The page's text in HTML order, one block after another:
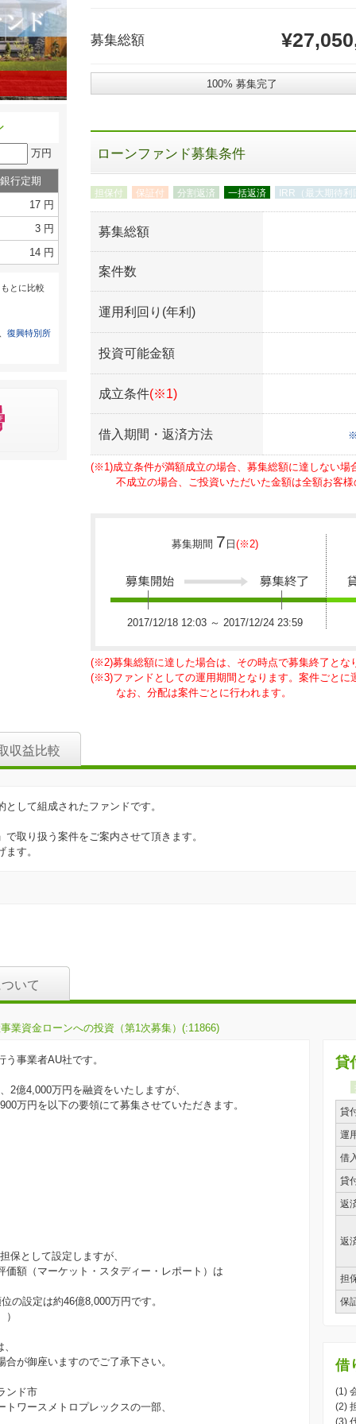
万円
銀行定期
17 円
3 円
14 円
とに比較
復興特別所
募集総額
100% 募集完了
ローンファンド募集条件
担保付 保証付 分割返済 一括返済 IRR（最大期待利
募集総額
案件数
運用利回り(年利)
投資可能金額
成立条件(※1)
借入期間・返済方法 ※
(※1)成立条件が満額成立の場合、募集総額に達しない場
不成立の場合、ご投資いただいた金額は全額お客
募集期間 7 日(※2)
2017/12/18 12:03 ～ 2017/12/24 23:59
(※2)募集総額に達した場合は、その時点で募集終了とな
(※3)ファンドとしての運用期間となります。案件ごとに
なお、分配は案件ごとに行われます。
収益比較
して組成されたファンドです。
取り扱う案件をご案内させて頂きます。
す。
いて
業資金ローンへの投資（第1次募集）(:11866)
事業者AU社です。
2億4,000万円を融資をいたしますが、
万円を以下の要領にて募集させていただきます。
保として設定しますが、
額（マーケット・スタディー・レポート）は
の設定は約46億8,000万円です。
が御座いますのでご了承下さい。
ンド市
ワースメトロプレックスの一部、
貸
貸
運
借
貸
返
返
担
保
借
(1)
(2)
(3)